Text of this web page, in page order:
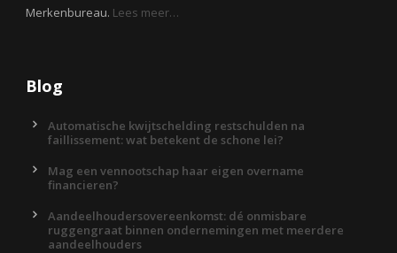
Merkenbureau. Lees meer…
Blog
Automatische kwijtschelding restschulden na
faillissement: wat betekent de schone lei?
Mag een vennootschap haar eigen overname
financieren?
Aandeelhoudersovereenkomst: dé onmisbare
ruggengraat binnen ondernemingen met meerdere
aandeelhouders